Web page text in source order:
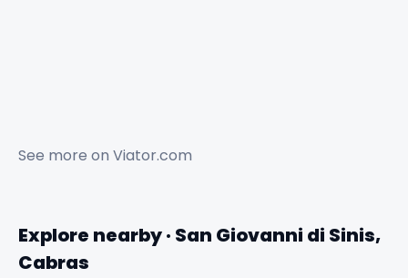
See more on Viator.com
Explore nearby · San Giovanni di Sinis,
Cabras